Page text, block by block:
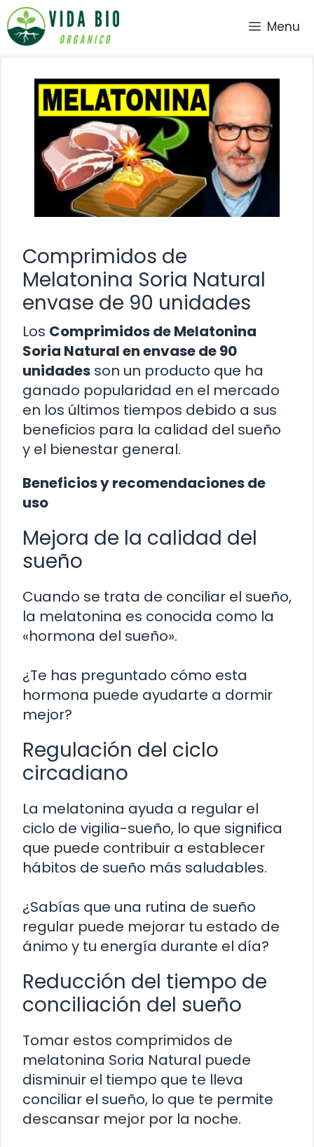
Saltar
al
contenido
Menu
Comprimidos de
Melatonina Soria Natural
envase de 90 unidades
Los Comprimidos de Melatonina
Soria Natural en envase de 90
unidades son un producto que ha
ganado popularidad en el mercado
en los últimos tiempos debido a sus
beneficios para la calidad del sueño
y el bienestar general.
Beneficios y recomendaciones de
uso
Mejora de la calidad del
sueño
Cuando se trata de conciliar el sueño,
la melatonina es conocida como la
«hormona del sueño».
¿Te has preguntado cómo esta
hormona puede ayudarte a dormir
mejor?
Regulación del ciclo
circadiano
La melatonina ayuda a regular el
ciclo de vigilia-sueño, lo que significa
que puede contribuir a establecer
hábitos de sueño más saludables.
¿Sabías que una rutina de sueño
regular puede mejorar tu estado de
ánimo y tu energía durante el día?
Reducción del tiempo de
conciliación del sueño
Tomar estos comprimidos de
melatonina Soria Natural puede
disminuir el tiempo que te lleva
conciliar el sueño, lo que te permite
descansar mejor por la noche.